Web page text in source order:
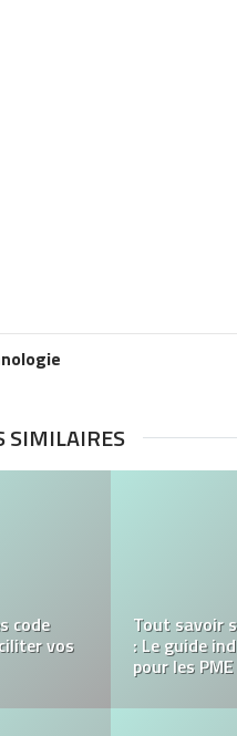
SIMILAIRES
et que
la
Comment
coques
protègent